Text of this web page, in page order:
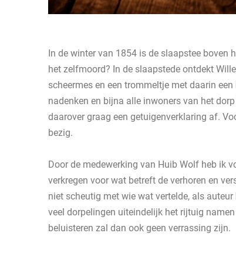
In de winter van 1854 is de slaapstee boven
het zelfmoord? In de slaapstede ontdekt
scheermes en een trommeltje met daarin
nadenken en bijna alle inwoners van het
daarover graag een getuigenverklaring af.
bezig.
Door de medewerking van Huib Wolf heb ik
verkregen voor wat betreft de verhoren en
niet scheutig met wie wat vertelde, als
veel dorpelingen uiteindelijk het rijtuig
beluisteren zal dan ook geen verrassing zijn.